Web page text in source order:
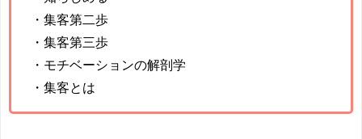
・集客第二歩
・集客第三歩
・モチベーションの解剖学
・集客とは